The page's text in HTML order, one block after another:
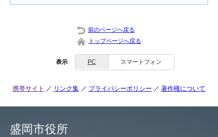
前のページへ戻る
トップページへ戻る
表示 PC スマートフォン
携帯サイト リンク集 プライバシーポリシー 著作権について
盛岡市役所